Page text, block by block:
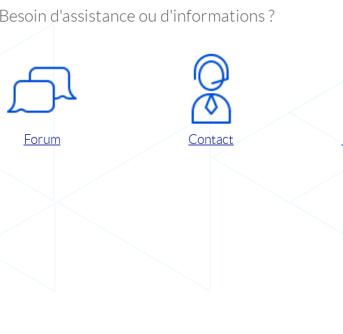
Besoin d'assistance ou d'informations ?
Forum Contact